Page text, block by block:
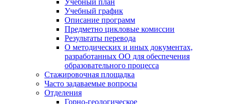
Учебный план
Учебный график
Описание программ
Предметно цикловые комиссии
Результаты перевода
О методических и иных документах,
разработанных ОО для обеспечения
образовательного процесса
Стажировочная площадка
Часто задаваемые вопросы
Отделения
Горно-геологическое